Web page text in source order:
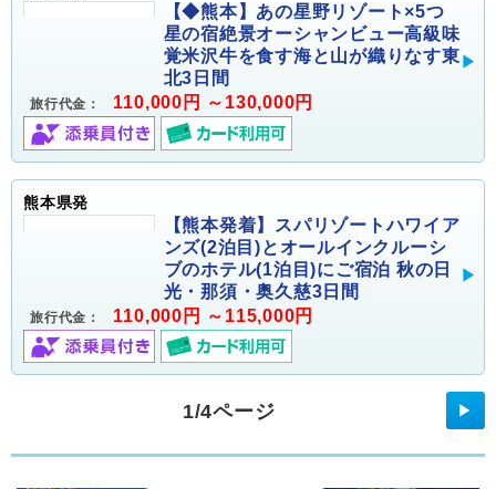
【◆熊本】あの星野リゾート×5つ
星の宿絶景オーシャンビュー高級味
覚米沢牛を食す海と山が織りなす東
北3日間
旅行代金： 110,000円 ～130,000円
熊本県発
【熊本発着】スパリゾートハワイア
ンズ(2泊目)とオールインクルーシ
ブのホテル(1泊目)にご宿泊 秋の日
光・那須・奥久慈3日間
旅行代金： 110,000円 ～115,000円
1/4ページ ▶